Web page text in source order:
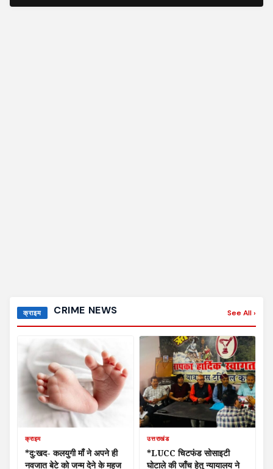
क्राइम CRIME NEWS See All ›
क्राइम
*दु:खद- कलयुगी माँ ने अपने ही
नवजात बेटे को जन्म देने के महज
उत्तराखंड
*LUCC चिटफंड सोसाइटी
घोटाले की जाँच हेतु न्यायालय ने